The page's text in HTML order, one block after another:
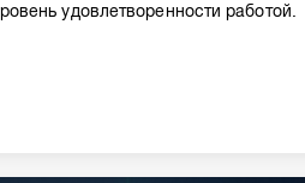
удовлетворенности работой.